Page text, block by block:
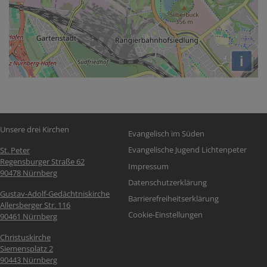
i
Unsere drei Kirchen
St. Peter
Regensburger Straße 62
90478 Nürnberg
Gustav-Adolf-Gedächtniskirche
Allersberger Str. 116
90461 Nürnberg
Christuskirche
Siemensplatz 2
90443 Nürnberg
Fußbereichsmenü
Evangelisch im Süden
Evangelische Jugend Lichtenpeter
Impressum
Datenschutzerklärung
Barrierefreiheitserklärung
Cookie-Einstellungen